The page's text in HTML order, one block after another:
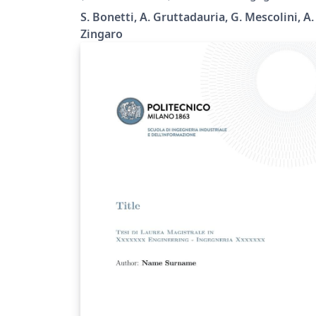
Politecnico di Milano
Industriale e dell'Informazione - Politecnico
Milano.
S. Bonetti, A. Gruttadauria, G. Mescolini, A.
Zingaro